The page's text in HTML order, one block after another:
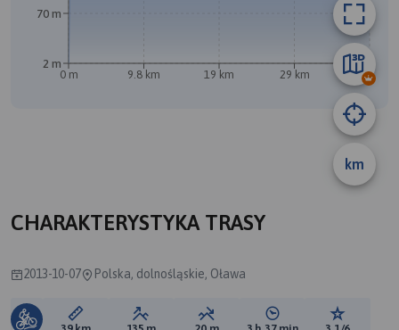
km
0 m 9.8 km 19 km 29 km 39 km
2 m
70 m
CHARAKTERYSTYKA TRASY
2013-10-07 Polska, dolnośląskie, Oława